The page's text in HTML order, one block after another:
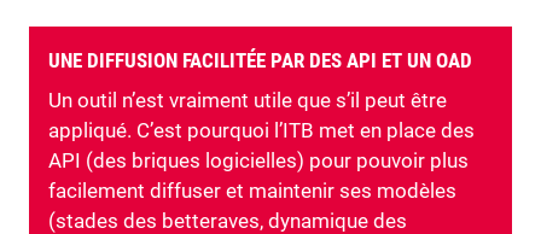
UNE DIFFUSION FACILITÉE PAR DES API ET UN OAD
Un outil n’est vraiment utile que s’il peut être
appliqué. C’est pourquoi l’ITB met en place des
API (des briques logicielles) pour pouvoir plus
facilement diffuser et maintenir ses modèles
(stades des betteraves, dynamique des